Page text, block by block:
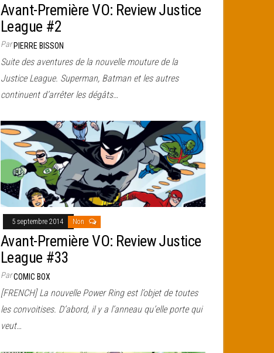
Avant-Première VO: Review Justice
League #2
ParPIERRE BISSON
Suite des aventures de la nouvelle mouture de la
Justice League. Superman, Batman et les autres
continuent d’arrêter les dégâts…
5 septembre 2014 Non
Avant-Première VO: Review Justice
League #33
ParCOMIC BOX
[FRENCH] La nouvelle Power Ring est l’objet de toutes
les convoitises. D’abord, il y a l’anneau qu’elle porte qui
veut…